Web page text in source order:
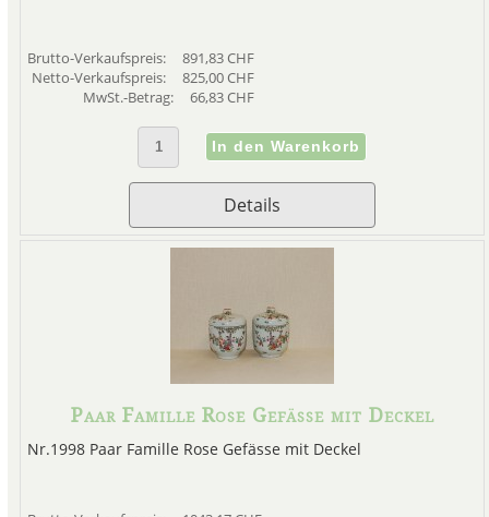
Brutto-Verkaufspreis:
891,83 CHF
Netto-Verkaufspreis:
825,00 CHF
MwSt.-Betrag:
66,83 CHF
Details
Paar Famille Rose Gefässe mit Deckel
Nr.1998 Paar Famille Rose Gefässe mit Deckel